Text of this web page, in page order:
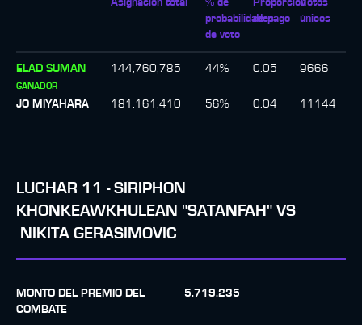
Asignación total
% de
probabilidades
de voto
Proporción
de pago
Votos
únicos
ELAD SUMAN -
GANADOR
144,760,785 44% 0.05 9666
JO MIYAHARA 181,161,410 56% 0.04 11144
LUCHAR 11 - SIRIPHON
KHONKEAWKHULEAN "SATANFAH" VS
NIKITA GERASIMOVIC
MONTO DEL PREMIO DEL
COMBATE
5.719.235